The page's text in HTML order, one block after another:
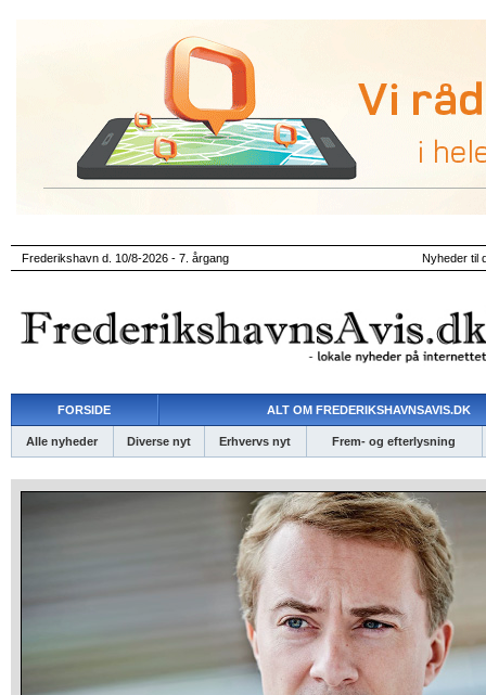
Frederikshavn d. 10/8-2026 - 7. årgang Nyheder til
FORSIDE ALT OM FREDERIKSHAVNSAVIS.DK
Alle nyheder Diverse nyt Erhvervs nyt Frem- og efterlysning